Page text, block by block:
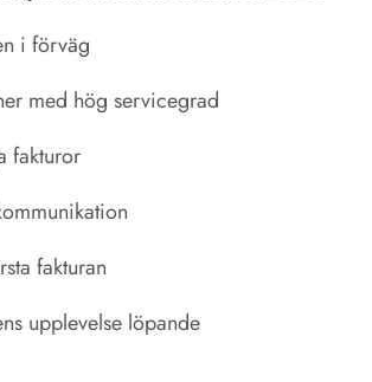
i förväg
med hög servicegrad
fakturor
fakturan
upplevelse löpande